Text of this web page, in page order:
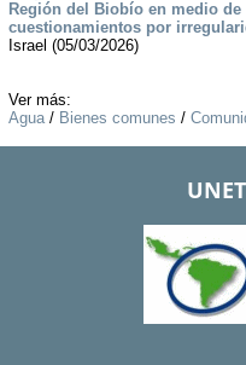
Región del Biobío en medio de
cuestionamientos por
Israel (05/03/2026)
Ver más:
Agua/ Bienes comunes /